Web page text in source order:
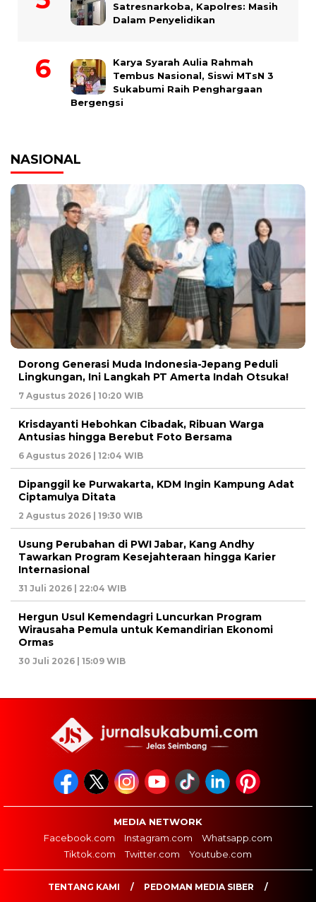
Satresnarkoba, Kapolres: Masih
Dalam Penyelidikan
Karya Syarah Aulia Rahmah
Tembus Nasional, Siswi MTsN 3
Sukabumi Raih Penghargaan
Bergengsi
NASIONAL
Dorong Generasi Muda Indonesia-Jepang Peduli
Lingkungan, Ini Langkah PT Amerta Indah Otsuka!
7 Agustus 2026 | 10:20 WIB
Krisdayanti Hebohkan Cibadak, Ribuan Warga
Antusias hingga Berebut Foto Bersama
6 Agustus 2026 | 12:04 WIB
Dipanggil ke Purwakarta, KDM Ingin Kampung Adat
Ciptamulya Ditata
2 Agustus 2026 | 19:30 WIB
Usung Perubahan di PWI Jabar, Kang Andhy
Tawarkan Program Kesejahteraan hingga Karier
Internasional
31 Juli 2026 | 22:04 WIB
Hergun Usul Kemendagri Luncurkan Program
Wirausaha Pemula untuk Kemandirian Ekonomi
Ormas
30 Juli 2026 | 15:09 WIB
MEDIA NETWORK
Facebook.com
Instagram.com
Whatsapp.com
Tiktok.com
Twitter.com Youtube.com
TENTANG KAMI
PEDOMAN MEDIA SIBER